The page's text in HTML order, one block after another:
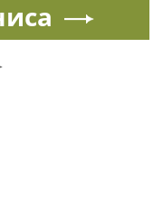
и
«Муз-ТВ»